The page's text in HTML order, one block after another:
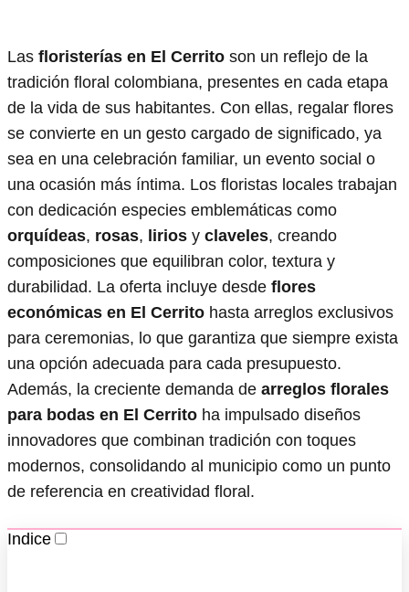
Las floristerías en El Cerrito son un reflejo de la
tradición floral colombiana, presentes en cada etapa
de la vida de sus habitantes. Con ellas, regalar flores
se convierte en un gesto cargado de significado, ya
sea en una celebración familiar, un evento social o
una ocasión más íntima. Los floristas locales trabajan
con dedicación especies emblemáticas como
orquídeas, rosas, lirios y claveles, creando
composiciones que equilibran color, textura y
durabilidad. La oferta incluye desde flores
económicas en El Cerrito hasta arreglos exclusivos
para ceremonias, lo que garantiza que siempre exista
una opción adecuada para cada presupuesto.
Además, la creciente demanda de arreglos florales
para bodas en El Cerrito ha impulsado diseños
innovadores que combinan tradición con toques
modernos, consolidando al municipio como un punto
de referencia en creatividad floral.
Indice